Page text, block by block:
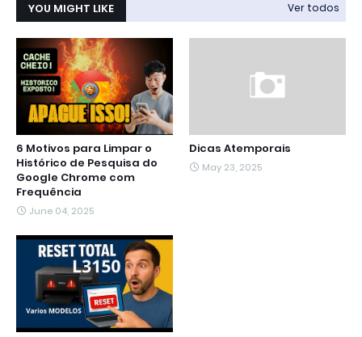
YOU MIGHT LIKE Ver todos
6 Motivos para Limpar o
Histórico de Pesquisa do
Google Chrome com
Frequência
June 04, 2025
Dicas Atemporais
May 23, 2025